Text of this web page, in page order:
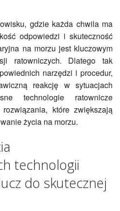
gdzie każda chwila ma
odpowiedzi i skuteczność
na morzu jest kluczowym
ratowniczych. Dlatego tak
narzędzi i procedur,
reakcję w sytuacjach
technologie ratownicze
które zwiększają
życia na morzu.
technologii
do skutecznej